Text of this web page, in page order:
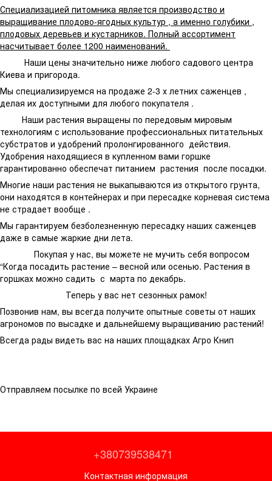
Специализацией питомника является производство и
выращивание плодово-ягодных культур , а именно голубики ,
плодовых деревьев и кустарников. Полный ассортимент
насчитывает более 1200 наименований.
Наши цены значительно ниже любого садового центра
Киева и пригорода.
Мы специализируемся на продаже 2-3 х летних саженцев ,
делая их доступными для любого покупателя .
Наши растения выращены по передовым мировым
технологиям с использование профессиональных питательных
субстратов и удобрений пролонгированного действия.
Удобрения находящиеся в купленном вами горшке
гарантированно обеспечат питанием растения после посадки.
Многие наши растения не выкапываются из открытого грунта,
они находятся в контейнерах и при пересадке корневая система
не страдает вообще .
Мы гарантируем безболезненную пересадку наших саженцев
даже в самые жаркие дни лета.
Покупая у нас, вы можете не мучить себя вопросом
“Когда посадить растение – весной или осенью. Растения в
горшках можно садить с марта по декабрь.
Теперь у вас нет сезонных рамок!
Позвонив нам, вы всегда получите опытные советы от наших
агрономов по высадке и дальнейшему выращиванию растений!
Всегда рады видеть вас на наших площадках Агро Книп
Отправляем посылке по всей Украине
+380739538471
Контактная информация